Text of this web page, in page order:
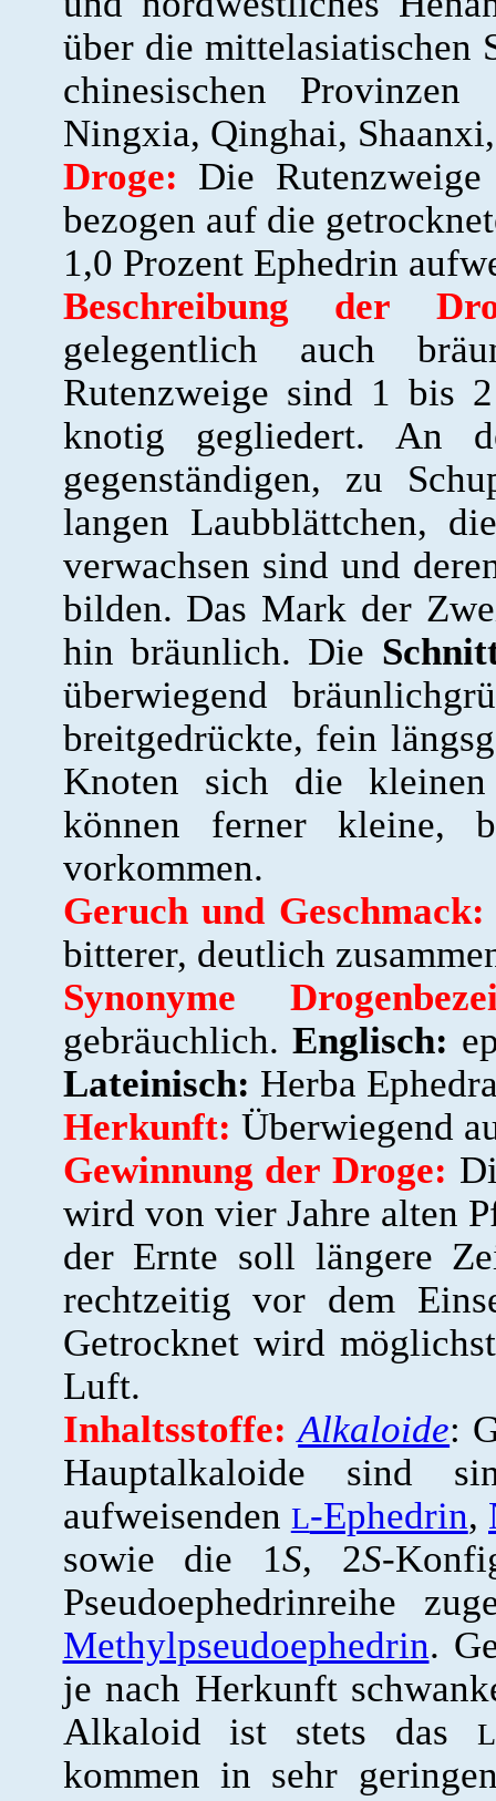
über die mittelasiatischen
chinesischen
Ningxia, Qinghai,
Droge: Die
bezogen auf die
1,0 Prozent Ephedrin
Beschreibung der
gelegentlich auch
Rutenzweige sind 1 bis
knotig gegliedert. An
gegenständigen, zu
langen Laubblättchen,
verwachsen sind und
bilden. Das Mark der
hin bräunlich. Die
überwiegend
breitgedrückte, fein
Knoten sich die kleinen
können ferner kleine,
vorkommen.
Geruch und Geschmack:
bitterer, deutlich
Synonyme
gebräuchlich. Englisch:
Lateinisch: Herba
Herkunft: Überwiegend
Gewinnung der Droge:
wird von vier Jahre alten
der Ernte soll längere
rechtzeitig vor dem
Getrocknet wird
Luft.
Inhaltsstoffe: Alkaloide:
Hauptalkaloide sind
aufweisenden L-Ephedrin,
sowie die 1S, 2S-
Pseudoephedrinreihe
Methylpseudoephedrin.
je nach Herkunft
Alkaloid ist stets das
L
kommen in sehr